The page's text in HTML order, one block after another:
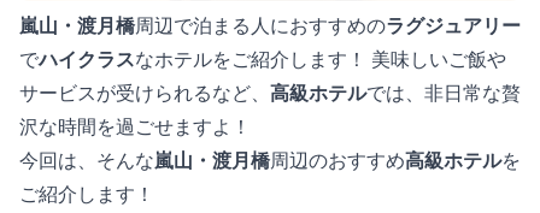
嵐山・渡月橋周辺で泊まる人におすすめのラグジュアリー
でハイクラスなホテルをご紹介します！ 美味しいご飯や
サービスが受けられるなど、 高級ホテルでは、非日常な贅
沢な時間を過ごせますよ！
今回は、そんな嵐山・渡月橋周辺のおすすめ高級ホテルを
ご紹介します！